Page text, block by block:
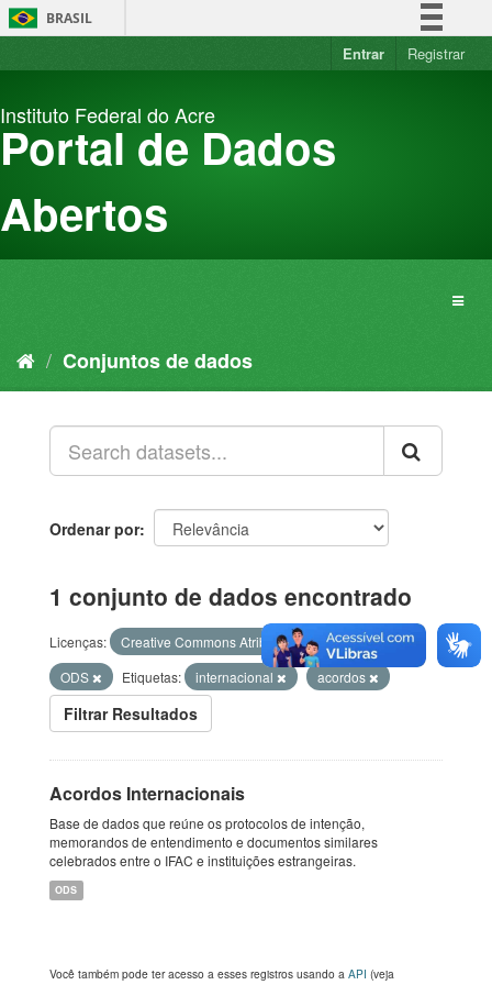
Pular
para
BRASIL
Simplifique!
Acesso à informação
Entrar Registrar
Instituto Federal do Acre
Portal de Dados
Abertos
Conjuntos de dados
Ordenar por
1 conjunto de dados encontrado
Licenças: Creative Commons Atribuição
Formatos:
ODS
Etiquetas: internacional acordos
Filtrar Resultados
Acordos Internacionais
Base de dados que reúne os protocolos de intenção,
memorandos de entendimento e documentos similares
celebrados entre o IFAC e instituições estrangeiras.
ODS
Você também pode ter acesso a esses registros usando a API (veja